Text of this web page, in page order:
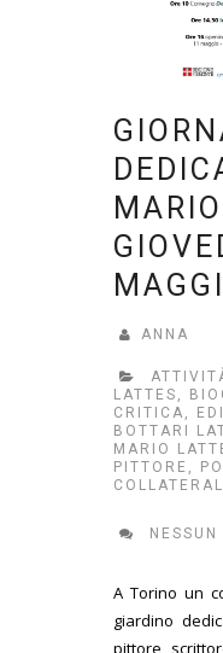
ANNA
LATTES ,
CRITICA ,
BOTTARI
MARIO
PITTORE ,
COLLATERALI
A Torino un
giardino
pittore,